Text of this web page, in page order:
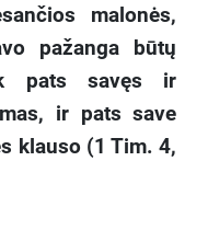
malonės,
pažanga būtų
pats savęs ir
ir pats save
klauso (1 Tim. 4,